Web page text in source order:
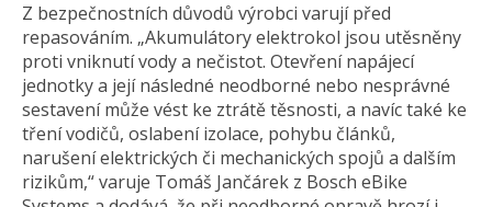
Z bezpečnostních důvodů výrobci varují před
repasováním. „Akumulátory elektrokol jsou utěsněny
proti vniknutí vody a nečistot. Otevření napájecí
jednotky a její následné neodborné nebo nesprávné
sestavení může vést ke ztrátě těsnosti, a navíc také ke
tření vodičů, oslabení izolace, pohybu článků,
narušení elektrických či mechanických spojů a dalším
rizikům,“ varuje Tomáš Jančárek z Bosch eBike